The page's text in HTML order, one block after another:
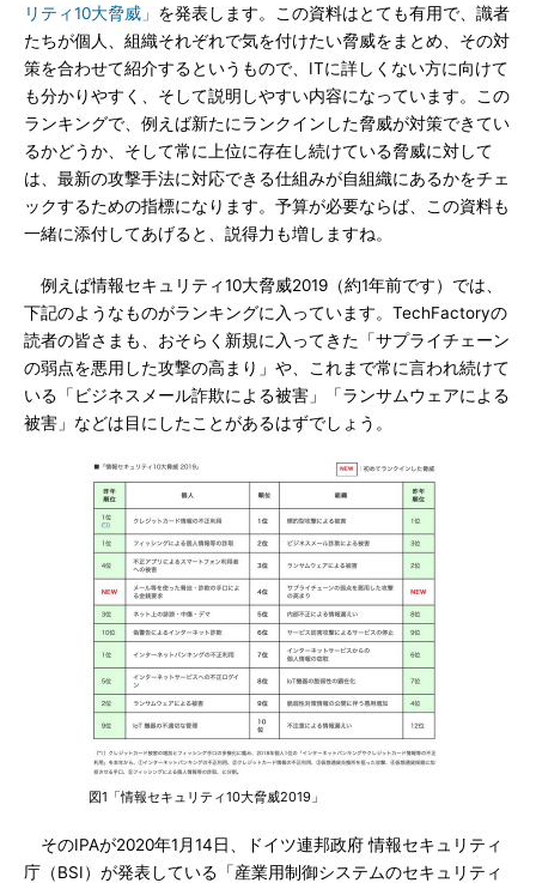
リティ10大脅威」 を発表します。この資料はとても有用で、識者
たちが個人、組織それぞれで気を付けたい脅威をまとめ、その対
策を合わせて紹介するというもので、ITに詳しくない方に向けて
も分かりやすく、そして説明しやすい内容になっています。この
ランキングで、例えば新たにランクインした脅威が対策できてい
るかどうか、そして常に上位に存在し続けている脅威に対して
は、最新の攻撃手法に対応できる仕組みが自組織にあるかをチェ
ックするための指標になります。予算が必要ならば、この資料も
一緒に添付してあげると、説得力も増しますね。
例えば情報セキュリティ10大脅威2019（約1年前です）では、
下記のようなものがランキングに入っています。TechFactoryの
読者の皆さまも、おそらく新規に入ってきた「サプライチェーン
の弱点を悪用した攻撃の高まり」や、これまで常に言われ続けて
いる「ビジネスメール詐欺による被害」「ランサムウェアによる
被害」などは目にしたことがあるはずでしょう。
図1「情報セキュリティ10大脅威2019」
そのIPAが2020年1月14日、ドイツ連邦政府 情報セキュリティ
庁（BSI）が発表している「産業用制御システムのセキュリティ